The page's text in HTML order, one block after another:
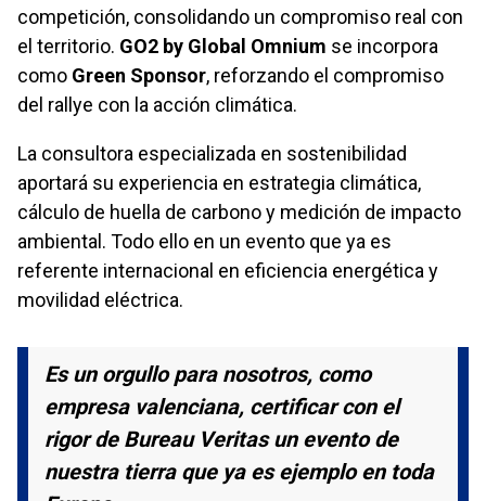
competición, consolidando un compromiso real con
el territorio. GO2 by Global Omnium se incorpora
como Green Sponsor, reforzando el compromiso
del rallye con la acción climática.
La consultora especializada en sostenibilidad
aportará su experiencia en estrategia climática,
cálculo de huella de carbono y medición de impacto
ambiental. Todo ello en un evento que ya es
referente internacional en eficiencia energética y
movilidad eléctrica.
Es un orgullo para nosotros, como
empresa valenciana, certificar con el
rigor de Bureau Veritas un evento de
nuestra tierra que ya es ejemplo en toda